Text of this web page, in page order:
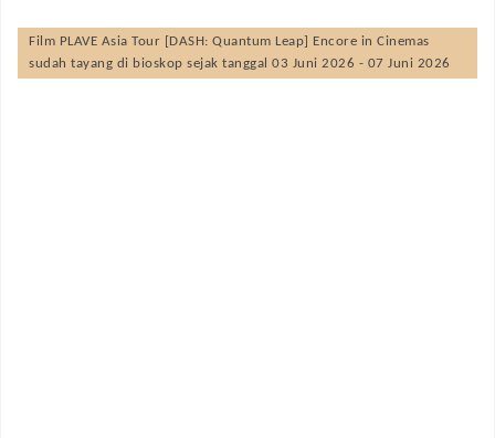
Film PLAVE Asia Tour [DASH: Quantum Leap] Encore in Cinemas
sudah tayang di bioskop sejak tanggal 03 Juni 2026 - 07 Juni 2026